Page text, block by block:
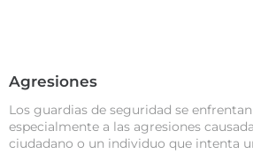
Agresiones
Los guardias de seguridad se enfrentan
especialmente a las agresiones
ciudadano o un individuo que intenta